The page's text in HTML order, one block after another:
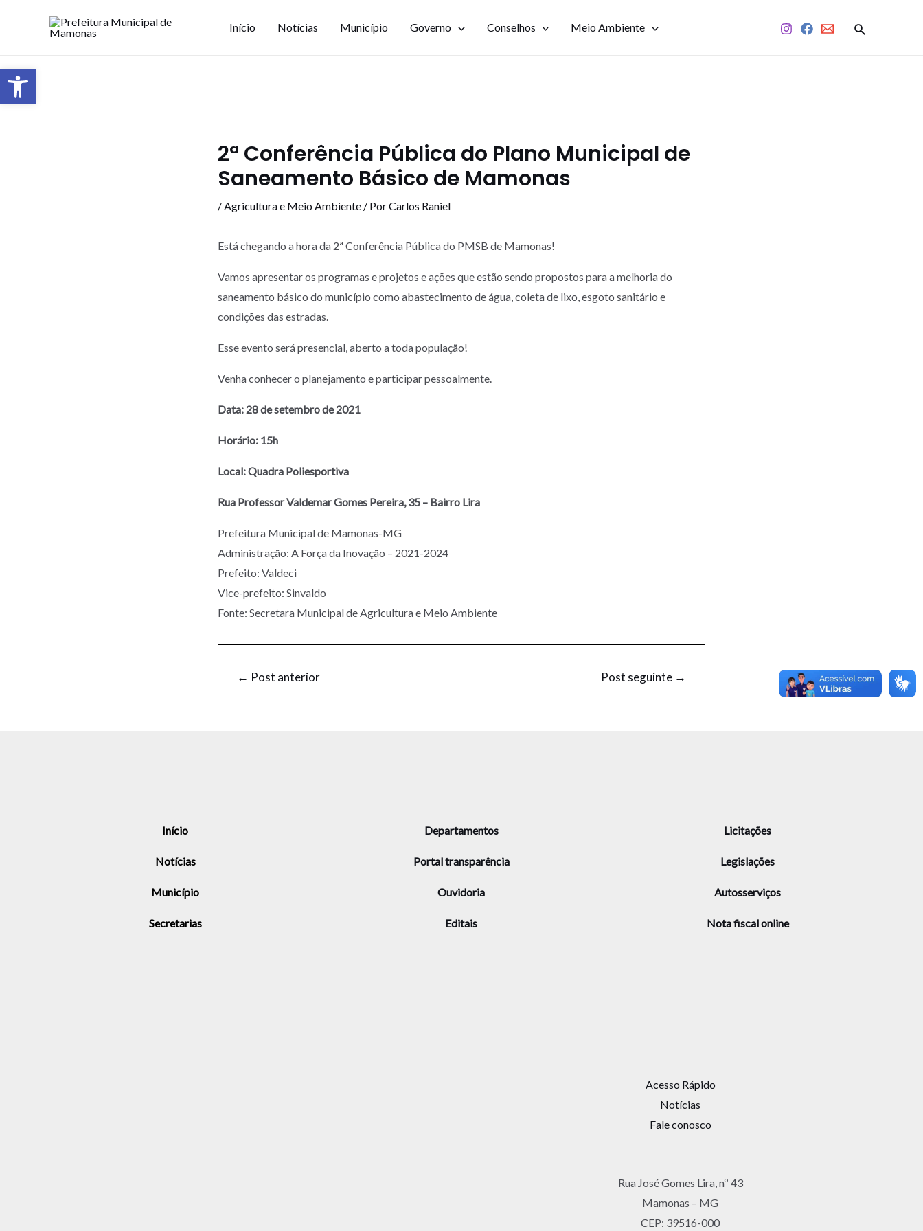
Início Notícias Município Governo Conselhos Meio Ambiente
2ª Conferência Pública do Plano Municipal de
Saneamento Básico de Mamonas
/Agricultura e Meio Ambiente / PorCarlos Raniel
Está chegando a hora da 2ª Conferência Pública do PMSB de Mamonas!
Vamos apresentar os programas e projetos e ações que estão sendo propostos para a melhoria do
saneamento básico do município como abastecimento de água, coleta de lixo, esgoto sanitário e
condições das estradas.
Esse evento será presencial, aberto a toda população!
Venha conhecer o planejamento e participar pessoalmente.
Data: 28 de setembro de 2021
Horário: 15h
Local: Quadra Poliesportiva
Rua Professor Valdemar Gomes Pereira, 35 – Bairro Lira
Prefeitura Municipal de Mamonas-MG
Administração: A Força da Inovação – 2021-2024
Prefeito: Valdeci
Vice-prefeito: Sinvaldo
Fonte: Secretara Municipal de Agricultura e Meio Ambiente
← Post anterior Post seguinte →
Início
Notícias
Município
Secretarias
Departamentos
Portal transparência
Ouvidoria
Editais
Licitações
Legislações
Autosserviços
Nota fiscal online
Acesso Rápido
Notícias
Fale conosco
Rua José Gomes Lira, nº 43
Mamonas – MG
CEP: 39516-000
Barra de Ferramentas Aberta